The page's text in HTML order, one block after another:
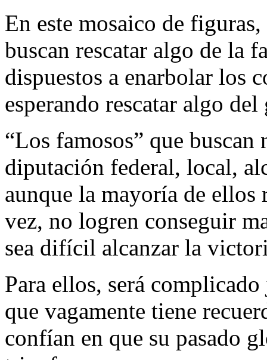
En este mosaico de
buscan rescatar algo de la
dispuestos a enarbolar los
esperando rescatar algo
“Los famosos” que
diputación federal, local,
aunque la mayoría de ellos
vez, no logren conseguir
sea difícil alcanzar la
Para ellos, será
que vagamente tiene
confían en que su pasado